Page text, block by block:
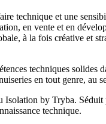
technique et une
en vente et en
à la fois créative et
techniques solides
en tout genre, au
by Tryba.
technique.